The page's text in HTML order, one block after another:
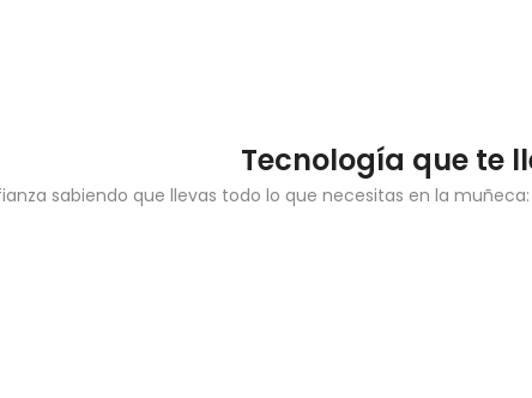
Tecnología que te
sabiendo que llevas todo lo que necesitas en la